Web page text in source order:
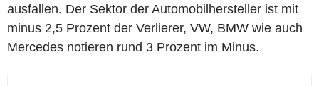
ausfallen. Der Sektor der Automobilhersteller ist mit
minus 2,5 Prozent der Verlierer, VW, BMW wie auch
Mercedes notieren rund 3 Prozent im Minus.